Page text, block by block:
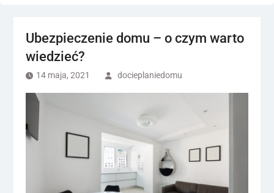
Ubezpieczenie domu – o czym warto
wiedzieć?
14 maja, 2021 docieplaniedomu